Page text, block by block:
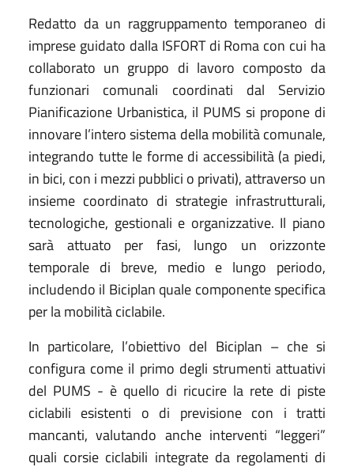
Redatto da un raggruppamento temporaneo di
imprese guidato dalla ISFORT di Roma con cui ha
collaborato un gruppo di lavoro composto da
funzionari comunali coordinati dal Servizio
Pianificazione Urbanistica, il PUMS si propone di
innovare l’intero sistema della mobilità comunale,
integrando tutte le forme di accessibilità (a piedi,
in bici, con i mezzi pubblici o privati), attraverso un
insieme coordinato di strategie infrastrutturali,
tecnologiche, gestionali e organizzative. Il piano
sarà attuato per fasi, lungo un orizzonte
temporale di breve, medio e lungo periodo,
includendo il Biciplan quale componente specifica
per la mobilità ciclabile.
In particolare, l’obiettivo del Biciplan – che si
configura come il primo degli strumenti attuativi
del PUMS - è quello di ricucire la rete di piste
ciclabili esistenti o di previsione con i tratti
mancanti, valutando anche interventi “leggeri”
quali corsie ciclabili integrate da regolamenti di